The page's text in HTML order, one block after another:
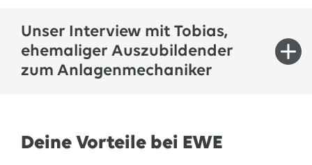
Unser Interview mit Tobias,
ehemaliger Auszubildender
zum Anlagenmechaniker
größten Vorteile einer Ausbildung bei EWE?
Deine Vorteile bei EWE